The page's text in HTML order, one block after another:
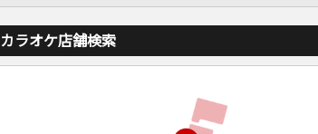
カラオケ店舗検索